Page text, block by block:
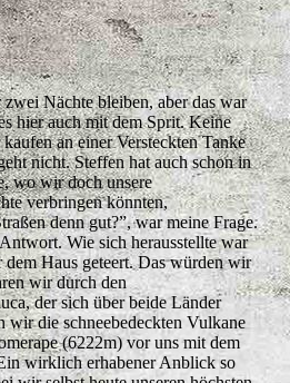
Nächte bleiben, aber das war
hier auch mit dem Sprit. Keine
an einer Versteckten Tanke
nicht. Steffen hat auch schon in
wo wir doch unsere
verbringen könnten,
denn gut?”, war meine Frage.
Wie sich herausstellte war
Haus geteert. Das würden wir
wir durch den
der sich über beide Länder
wir die schneebedeckten Vulkane
(6222m) vor uns mit dem
wirklich erhabener Anblick so